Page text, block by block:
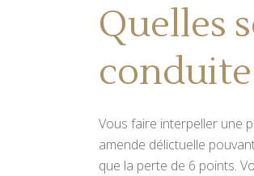
Quelles
Vous faire interpeller une
amende délictuelle
que la perte de 6 points.